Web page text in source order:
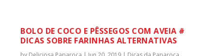
BOLO DE COCO E PÊSSEGOS COM AVEIA #
DICAS SOBRE FARINHAS ALTERNATIVAS